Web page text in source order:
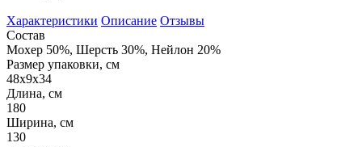
Характеристики Описание Отзывы
Состав
Мохер 50%, Шерсть 30%, Нейлон 20%
Размер упаковки, см
48х9х34
Длина, см
180
Ширина, см
130